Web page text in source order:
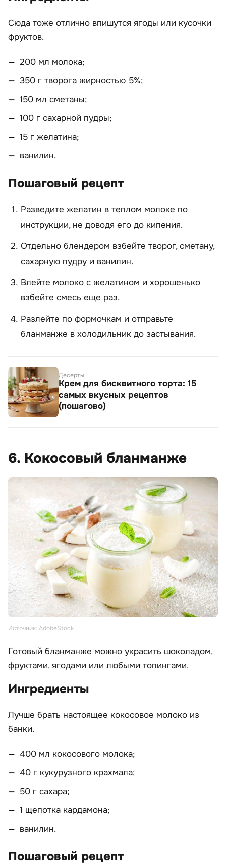
Сюда тоже отлично впишутся ягоды или кусочки
фруктов.
200 мл молока;
350 г творога жирностью 5%;
150 мл сметаны;
100 г сахарной пудры;
15 г желатина;
ванилин.
Пошаговый рецепт
Разведите желатин в теплом молоке по
инструкции, не доводя его до кипения.
Отдельно блендером взбейте творог, сметану,
сахарную пудру и ванилин.
Влейте молоко с желатином и хорошенько
взбейте смесь еще раз.
Разлейте по формочкам и отправьте
бланманже в холодильник до застывания.
Десерты
Крем для бисквитного торта: 15
самых вкусных рецептов
(пошагово)
6. Кокосовый бланманже
Источник: AdobeStock
Готовый бланманже можно украсить шоколадом,
фруктами, ягодами или любыми топингами.
Ингредиенты
Лучше брать настоящее кокосовое молоко из
банки.
400 мл кокосового молока;
40 г кукурузного крахмала;
50 г сахара;
1 щепотка кардамона;
ванилин.
Пошаговый рецепт